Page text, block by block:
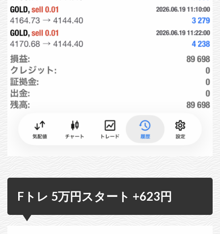
Fトレ 5万円スタート +623円